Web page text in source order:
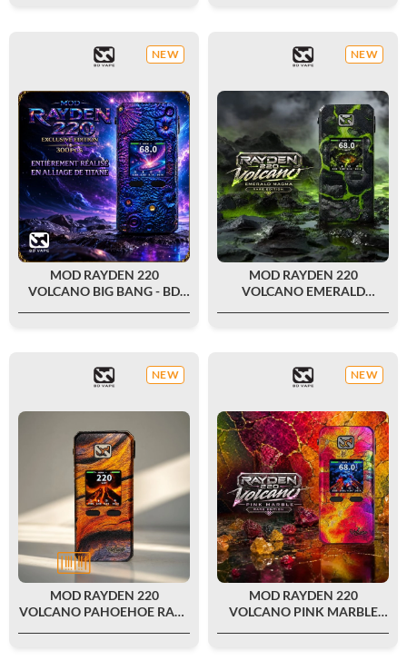
NEW
MOD RAYDEN 220
VOLCANO BIG BANG - BD
NEW
MOD RAYDEN 220
VOLCANO EMERALD
NEW
MOD RAYDEN 220
VOLCANO PAHOEHOE RARE
NEW
MOD RAYDEN 220
VOLCANO PINK MARBLE